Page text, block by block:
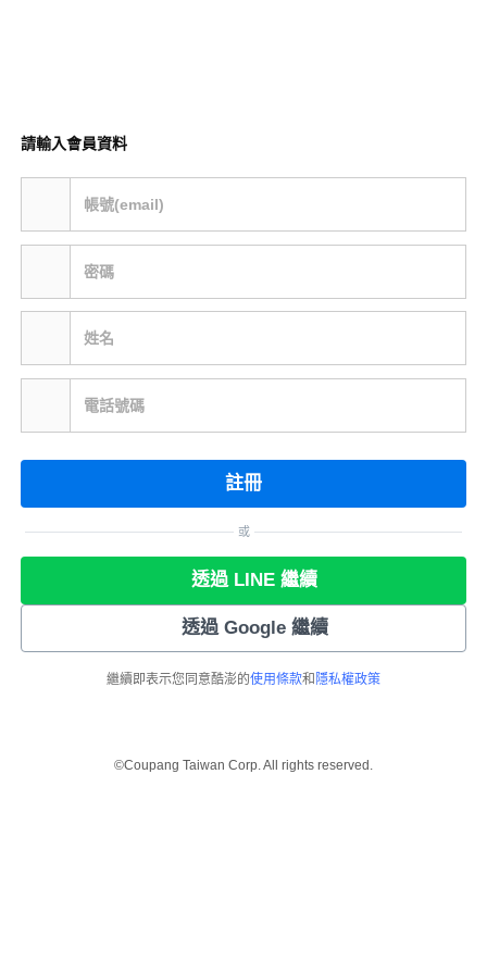
請輸入會員資料
帳號(email)
密碼
姓名
電話號碼
註冊
或
透過 LINE 繼續
透過 Google 繼續
繼續即表示您同意酷澎的使用條款和 隱私權政策
©Coupang Taiwan Corp. All rights reserved.